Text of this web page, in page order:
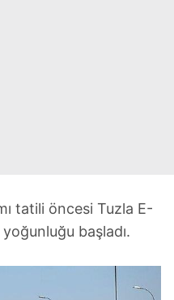
tatili öncesi Tuzla E-
başladı.